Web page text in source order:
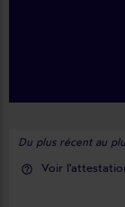
Du plus récent au
help_outline Voir